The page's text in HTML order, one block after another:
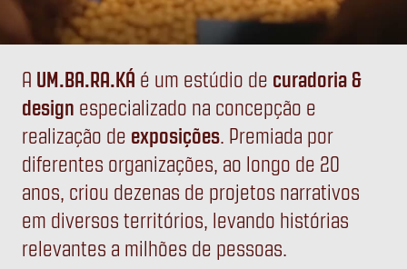
UM BA RA
A UM.BA.RA.KÁ é um estúdio de curadoria &
design especializado na concepção e
realização de exposições. Premiada por
diferentes organizações, ao longo de 20
anos, criou dezenas de projetos narrativos
em diversos territórios, levando histórias
relevantes a milhões de pessoas.